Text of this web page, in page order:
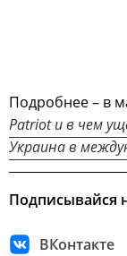
Подробнее – в
Patriot и в чем
Украина в
Подписывайся
ВКонтакте